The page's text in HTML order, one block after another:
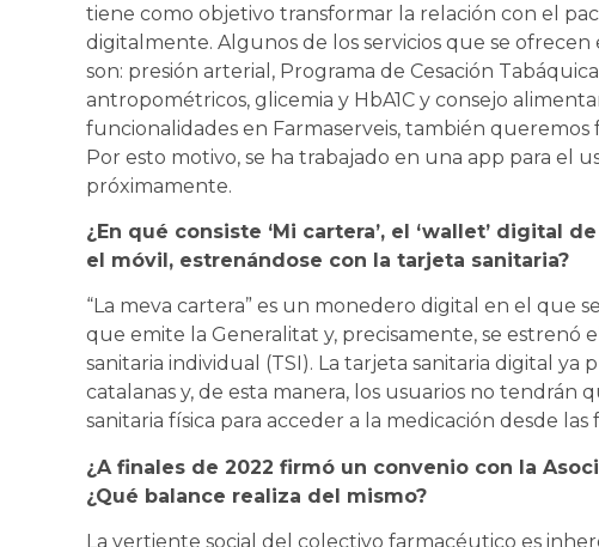
tiene como objetivo transformar la relación con el
digitalmente. Algunos de los servicios que se ofrecen
son: presión arterial, Programa de Cesación
antropométricos, glicemia y HbA1C y consejo
funcionalidades en Farmaserveis, también
Por esto motivo, se ha trabajado en una app para el
próximamente.
¿En qué consiste ‘Mi cartera’, el ‘wallet’ digital
el móvil, estrenándose con la tarjeta sanitaria?
“La meva cartera” es un monedero digital en el que
que emite la Generalitat y, precisamente, se estrenó
sanitaria individual (TSI). La tarjeta sanitaria digital ya
catalanas y, de esta manera, los usuarios no tendrán
sanitaria física para acceder a la medicación desde las
¿A finales de 2022 firmó un convenio con la
¿Qué balance realiza del mismo?
La vertiente social del colectivo farmacéutico es